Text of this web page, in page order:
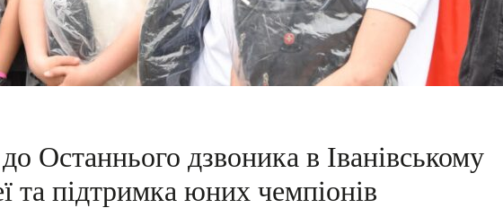
Останнього дзвоника в Іванівському
та підтримка юних чемпіонів